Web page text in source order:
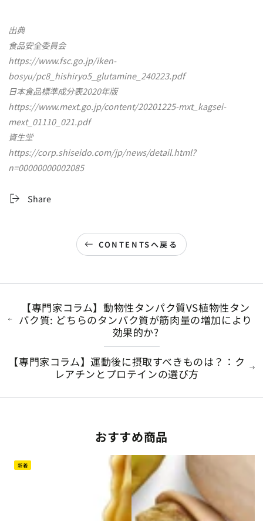
出典
食品安全委員会
https://www.fsc.go.jp/iken-
bosyu/pc8_hishiryo5_glutamine_240223.pdf
日本食品標準成分表2020年版
https://www.mext.go.jp/content/20201225-mxt_kagsei-
mext_01110_021.pdf
資生堂
https://corp.shiseido.com/jp/news/detail.html?
n=00000000002085
Share
CONTENTSへ戻る
【専門家コラム】動物性タンパク質VS植物性タン
パク質: どちらのタンパク質が筋肉量の増加により
効果的か?
【専門家コラム】運動後に摂取すべきものは？：ク
レアチンとプロテインの選び方
おすすめ商品
新着